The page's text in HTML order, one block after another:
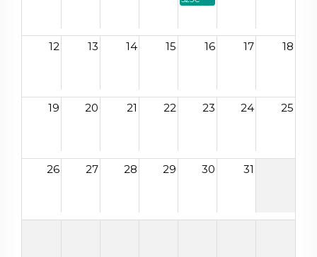
12 13 14 15 16 17 18
19 20 21 22 23 24 25
26 27 28 29 30 31